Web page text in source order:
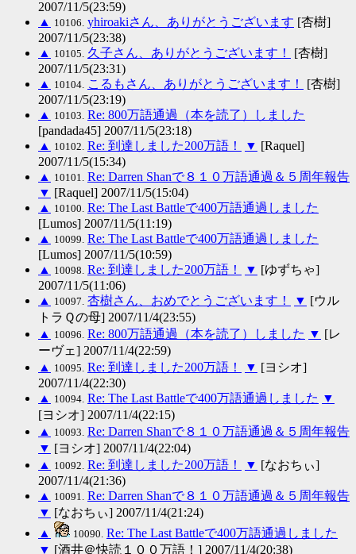
2007/11/5(23:59)
▲ 10106. yhiroakiさん、ありがとうございます [杏樹]
2007/11/5(23:38)
▲ 10105. 久子さん、ありがとうございます！
[杏樹]
2007/11/5(23:31)
▲ 10104. こるもさん、ありがとうございます！
[杏樹]
2007/11/5(23:19)
▲ 10103. Re: 800万語通過（本を読了）しました
[pandada45] 2007/11/5(23:18)
▲ 10102. Re: 到達しました200万語！ ▼ [Raquel]
2007/11/5(15:34)
▲ 10101.
Re: Darren Shanで８１０万語通過＆５周年報告
▼ [Raquel] 2007/11/5(15:04)
▲ 10100. Re: The Last Battleで400万語通過しました
[Lumos] 2007/11/5(11:19)
▲ 10099. Re: The Last Battleで400万語通過しました
[Lumos] 2007/11/5(10:59)
▲ 10098. Re: 到達しました200万語！ ▼ [ゆずちゃ]
2007/11/5(11:06)
▲ 10097. 杏樹さん、おめでとうございます！ ▼ [ウル
トラＱの母] 2007/11/4(23:55)
▲ 10096. Re: 800万語通過（本を読了）しました ▼ [レ
ーヴェ] 2007/11/4(22:59)
▲ 10095. Re: 到達しました200万語！ ▼ [ヨシオ]
2007/11/4(22:30)
▲ 10094. Re: The Last Battleで400万語通過しました ▼
[ヨシオ] 2007/11/4(22:15)
▲ 10093. Re: Darren Shanで８１０万語通過＆５周年報告
▼ [ヨシオ] 2007/11/4(22:04)
▲ 10092. Re: 到達しました200万語！ ▼ [なおちぃ]
2007/11/4(21:36)
▲ 10091.
Re: Darren Shanで８１０万語通過＆５周年報告
▼ [なおちぃ] 2007/11/4(21:24)
▲
10090. Re: The Last Battleで400万語通過しました
▼ [酒井＠快読１００万語！] 2007/11/4(20:38)